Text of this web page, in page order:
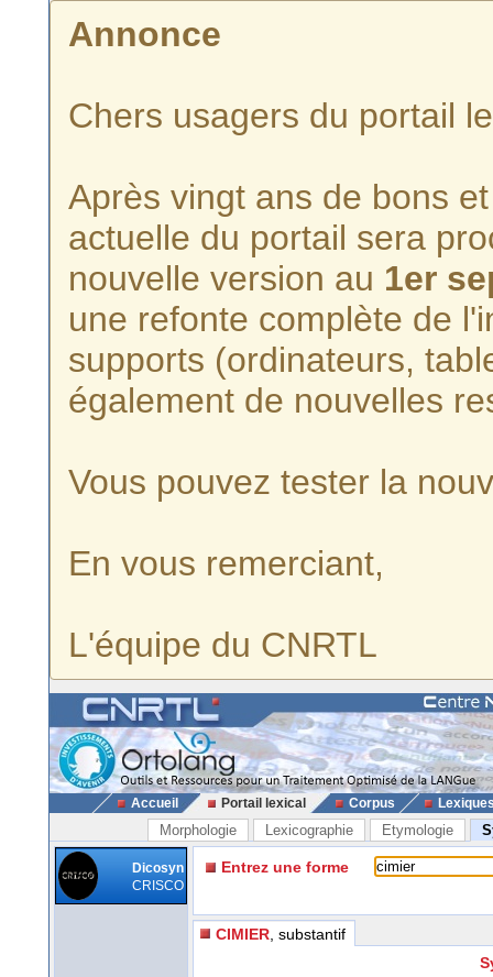
Annonce
Chers usagers du portail
Après vingt ans de bons
actuelle du portail sera
nouvelle version au 1er
une refonte complète de
supports (ordinateurs,
également de nouvelles
Vous pouvez tester la
En vous remerciant,
L'équipe du CNRTL
Accueil Portail lexical Corpus
Morphologie Lexicographie Etymologie
Dicosyn
CRISCO
Entrez une forme
CIMIER , substantif